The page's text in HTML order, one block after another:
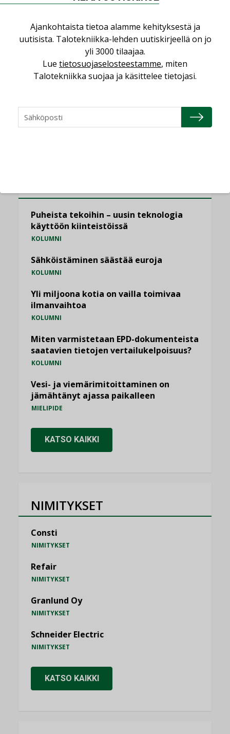
Puutteellinen eristys lisää lämpöhäviöitä
LEHDEN ARTIKKELIT
Kaivamattomat menetelmät
vakiinnuttavat asemansa taloyhtiöissä
KATSO KAIKKI
Puheista tekoihin – uusin teknologia
käyttöön kiinteistöissä
KOLUMNI
Sähköistäminen säästää euroja
KOLUMNI
Yli miljoona kotia on vailla toimivaa
ilmanvaihtoa
KOLUMNI
Miten varmistetaan EPD-dokumenteista
saatavien tietojen vertailukelpoisuus?
KOLUMNI
Vesi- ja viemärimitoittaminen on
jämähtänyt ajassa paikalleen
MIELIPIDE
KATSO KAIKKI
NIMITYKSET
Consti
NIMITYKSET
Refair
NIMITYKSET
Granlund Oy
NIMITYKSET
Schneider Electric
NIMITYKSET
KATSO KAIKKI
Ajankohtaista tietoa alamme kehityksestä ja
uutisista. Talotekniikka-lehden uutiskirjeellä on jo
yli 3000 tilaajaa.
Lue tietosuojaselosteestamme, miten
Talotekniikka suojaa ja käsittelee tietojasi.